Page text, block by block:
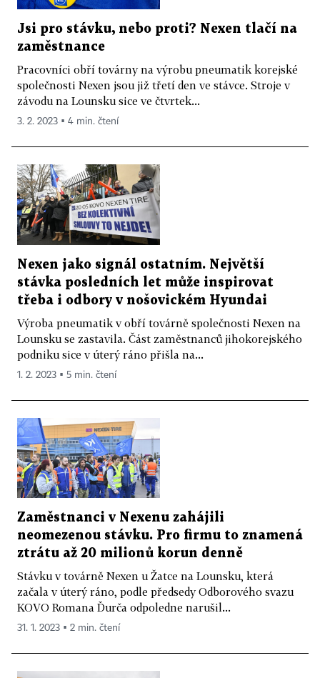
Jsi pro stávku, nebo proti? Nexen tlačí na
zaměstnance
Pracovníci obří továrny na výrobu pneumatik korejské
společnosti Nexen jsou již třetí den ve stávce. Stroje v
závodu na Lounsku sice ve čtvrtek...
3. 2. 2023 ▪ 4 min. čtení
Nexen jako signál ostatním. Největší
stávka posledních let může inspirovat
třeba i odbory v nošovickém Hyundai
Výroba pneumatik v obří továrně společnosti Nexen na
Lounsku se zastavila. Část zaměstnanců jihokorejského
podniku sice v úterý ráno přišla na...
1. 2. 2023 ▪ 5 min. čtení
Zaměstnanci v Nexenu zahájili
neomezenou stávku. Pro firmu to znamená
ztrátu až 20 milionů korun denně
Stávku v továrně Nexen u Žatce na Lounsku, která
začala v úterý ráno, podle předsedy Odborového svazu
KOVO Romana Ďurča odpoledne narušil...
31. 1. 2023 ▪ 2 min. čtení